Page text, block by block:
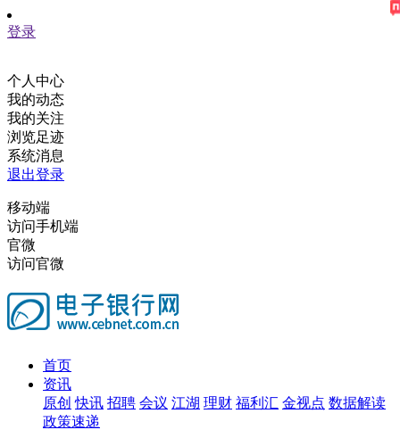
登录
个人中心
我的动态
我的关注
浏览足迹
系统消息
退出登录
移动端
访问手机端
官微
访问官微
首页
资讯
原创 快讯 招聘 会议 江湖 理财 福利汇 金视点 数据解读
政策速递